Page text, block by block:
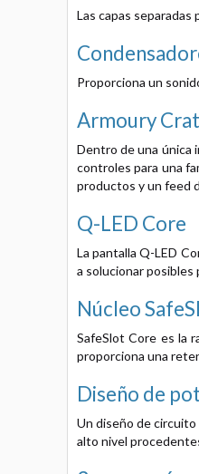
Las capas separadas
Proporciona un
Armoury
Dentro de una única
controles para una
productos y un feed
Q-LED Core
La pantalla Q-LED
a solucionar posibles
Núcleo
SafeSlot Core es la
proporciona una
Diseño de
Un diseño de
alto nivel